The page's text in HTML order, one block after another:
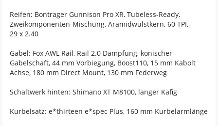
Reifen: Bontrager Gunnison Pro XR, Tubeless-Ready,
Zweikomponenten-Mischung, Aramidwulstkern, 60 TPI,
29 x 2.40
Gabel: Fox AWL Rail, Rail 2.0 Dämpfung, konischer
Gabelschaft, 44 mm Vorbiegung, Boost110, 15 mm Kabolt
Achse, 180 mm Direct Mount, 130 mm Federweg
Schaltwerk hinten: Shimano XT M8100, langer Käfig
Kurbelsatz: e*thirteen e*spec Plus, 160 mm Kurbelarmlänge